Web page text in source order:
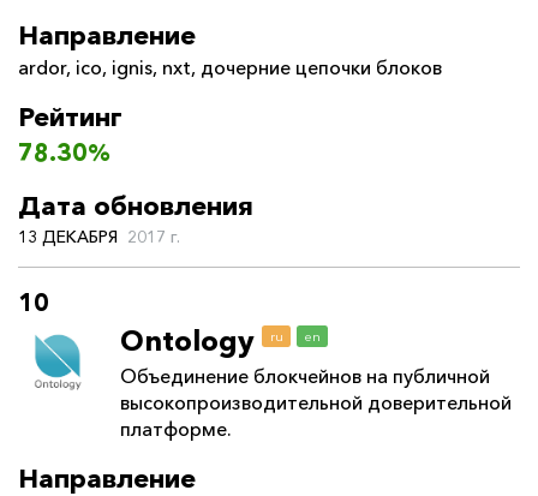
Направление
ardor, ico, ignis, nxt, дочерние цепочки блоков
Рейтинг
78.30%
Дата обновления
13 ДЕКАБРЯ 2017 г.
10
Ontology ru en
Объединение блокчейнов на публичной
высокопроизводительной доверительной
платформе.
Направление